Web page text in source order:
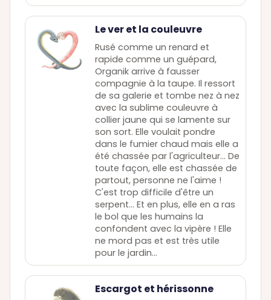
Le ver et la couleuvre
Rusé comme un renard et
rapide comme un guépard,
Organik arrive à fausser
compagnie à la taupe. Il ressort
de sa galerie et tombe nez à nez
avec la sublime couleuvre à
collier jaune qui se lamente sur
son sort. Elle voulait pondre
dans le fumier chaud mais elle a
été chassée par l'agriculteur... De
toute façon, elle est chassée de
partout, personne ne l'aime !
C'est trop difficile d'être un
serpent... Et en plus, elle en a ras
le bol que les humains la
confondent avec la vipère ! Elle
ne mord pas et est très utile
pour le jardin...
Escargot et hérissonne